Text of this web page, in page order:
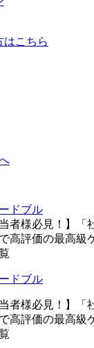
はこちら
ドブル
者様必見！】「
高評価の最高級
ドブル
者様必見！】「
高評価の最高級